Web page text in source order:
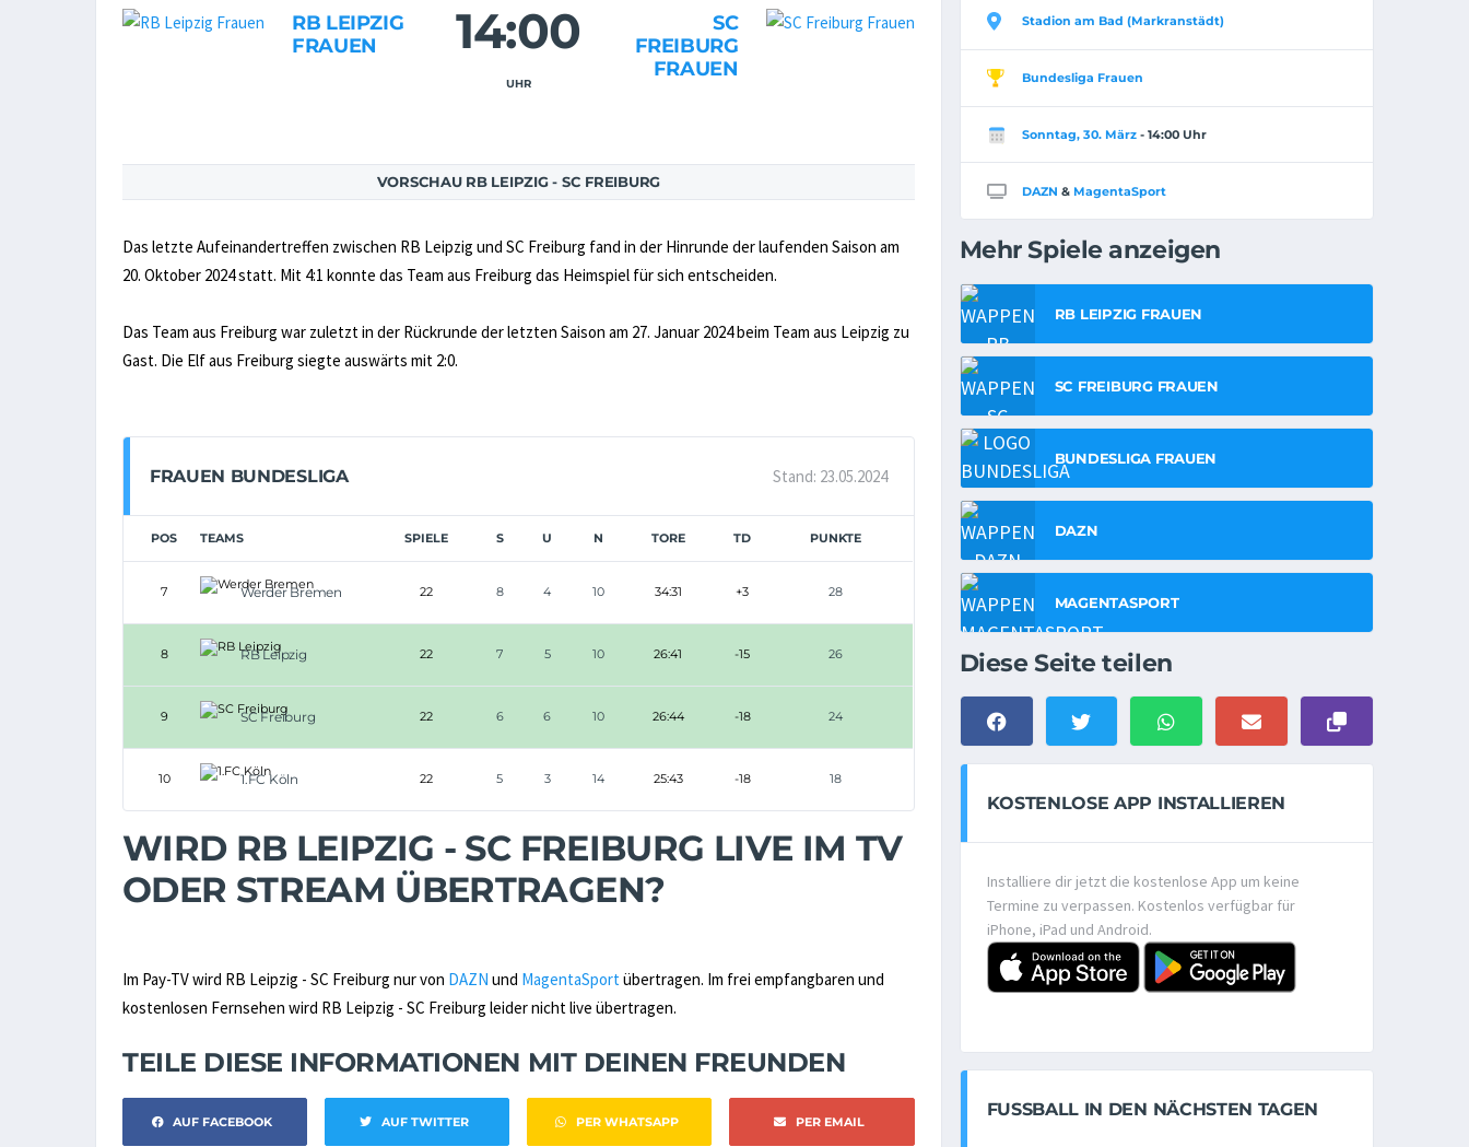
RB LEIPZIG
FRAUEN
14:00
UHR
SC
FREIBURG
FRAUEN
VORSCHAU RB LEIPZIG - SC FREIBURG
Das letzte Aufeinandertreffen zwischen RB Leipzig und SC Freiburg fand in der Hinrunde der laufenden Saison am
20. Oktober 2024 statt. Mit 4:1 konnte das Team aus Freiburg das Heimspiel für sich entscheiden.
Das Team aus Freiburg war zuletzt in der Rückrunde der letzten Saison am 27. Januar 2024 beim Team aus Leipzig zu
Gast. Die Elf aus Freiburg siegte auswärts mit 2:0.
FRAUEN BUNDESLIGA Stand: 23.05.2024
POS TEAMS SPIELE S U N TORE TD PUNKTE
7 Werder Bremen 22 8 4 10 34:31 +3 28
8 RB Leipzig 22 7 5 10 26:41 -15 26
9 SC Freiburg 22 6 6 10 26:44 -18 24
10 1.FC Köln 22 5 3 14 25:43 -18 18
WIRD RB LEIPZIG - SC FREIBURG LIVE IM TV
ODER STREAM ÜBERTRAGEN?
Im Pay-TV wird RB Leipzig - SC Freiburg nur von DAZN und MagentaSportübertragen. Im frei empfangbaren und
kostenlosen Fernsehen wird RB Leipzig - SC Freiburg leider nicht live übertragen.
TEILE DIESE INFORMATIONEN MIT DEINEN FREUNDEN
AUF FACEBOOK AUF TWITTER PER WHATSAPP PER EMAIL
Stadion am Bad (Markranstädt)
Bundesliga Frauen
Sonntag, 30. März- 14:00 Uhr
DAZN & MagentaSport
Mehr Spiele anzeigen
RB LEIPZIG FRAUEN
SC FREIBURG FRAUEN
BUNDESLIGA FRAUEN
DAZN
MAGENTASPORT
Diese Seite teilen
KOSTENLOSE APP INSTALLIEREN
Installiere dir jetzt die kostenlose App um keine
Termine zu verpassen. Kostenlos verfügbar für
iPhone, iPad und Android.
FUSSBALL IN DEN NÄCHSTEN TAGEN